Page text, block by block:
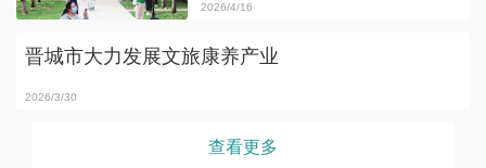
2026/4/16
晋城市大力发展文旅康养产业
2026/3/30
查看更多